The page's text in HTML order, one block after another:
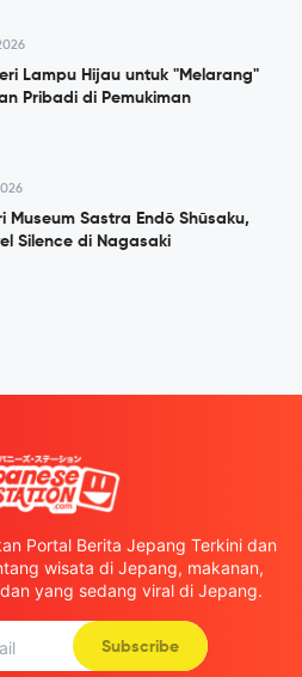
Lampu Hijau untuk "Melarang"
Pribadi di Pemukiman
Museum Sastra Endō Shūsaku,
Silence di Nagasaki
Portal Berita Jepang Terkini dan
wisata di Jepang, makanan,
yang sedang viral di Jepang.
Subscribe